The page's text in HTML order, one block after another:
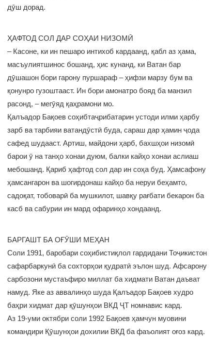
дӯш дорад.
ҲАФТОД СОЛ ДАР СОҲАИ НИЗОМӢ
– Касоне, ки ин пешаро интихоб кардаанд, қабл аз ҳама,
масъулиятшинос бошанд, ҳис кунанд, ки Ватан бар
дӯшашон бори гарону пуршараф – ҳифзи марзу бум ва
қонунро гузоштааст. Ин бори амонатро бояд ба манзил
расонд, – мегӯяд қаҳрамони мо.
Қалъадор Бақоев соҳибтаҷрибатарин устоди илми ҳарбу
зарб ва тарбияи ватандӯстӣ буда, сараш дар ҳамин ҷода
сафед шудааст. Артиш, майдони ҳарб, бахшҳои низомӣ
барои ӯ на танҳо хонаи дуюм, балки кайҳо хонаи аслиаш
мебошанд. Қариб ҳафтод сол дар ин соҳа буд. Ҳамсафону
ҳамсангарон ва шогирдонаш кайҳо ба неруи беҳамто,
садоқат, тобоварӣ ба мушкилот, шавқу рағбати бекарон ба
касб ва сабурии ин мард офаринҳо хондаанд.
БАРГАШТ БА ОҒӮШИ МЕҲАН
Соли 1991, баробари соҳибистиқлол гардидани Тоҷикистон
сафарбаркунӣ ба сохторҳои қудратӣ эълон шуд. Афсарону
сарбозони мустаъфиро миллат ба хидмати Ватан даъват
намуд. Яке аз аввалинҳо шуда Қалъадор Бақоев худро
баҳри хидмат дар қӯшунҳои ВКД ҶТ номнавис кард.
Аз 19-уми октябри соли 1992 Бақоев ҳамчун муовини
командири Қӯшунҳои дохилии ВКД ба фаъолият оғоз кард.